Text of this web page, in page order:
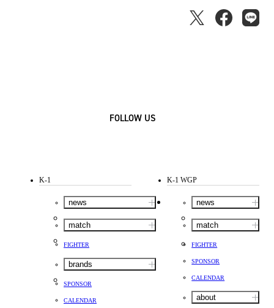
FOLLOW US
K-1
news
match
FIGHTER
brands
SPONSOR
CALENDAR
K-1 WGP
news
match
FIGHTER
SPONSOR
CALENDAR
about